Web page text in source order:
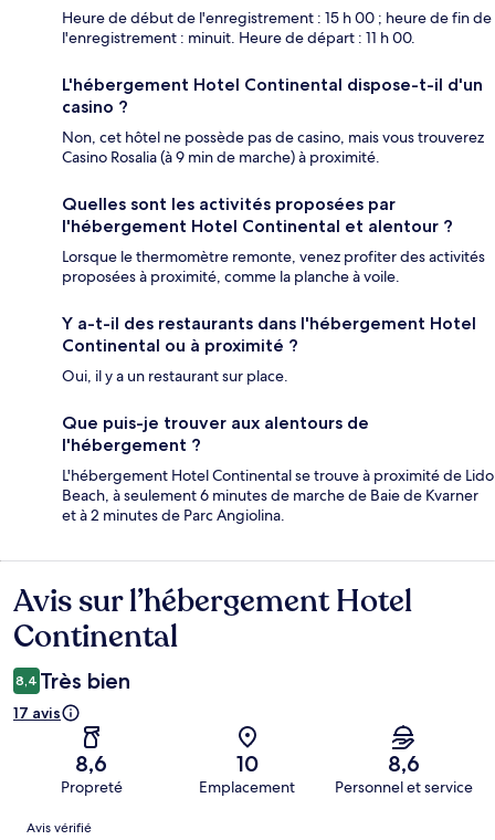
Heure de début de l'enregistrement : 15 h 00 ; heure de fin de
l'enregistrement : minuit. Heure de départ : 11 h 00.
L'hébergement Hotel Continental dispose-t-il d'un
casino ?
Non, cet hôtel ne possède pas de casino, mais vous trouverez
Casino Rosalia (à 9 min de marche) à proximité.
Quelles sont les activités proposées par
l'hébergement Hotel Continental et alentour ?
Lorsque le thermomètre remonte, venez profiter des activités
proposées à proximité, comme la planche à voile.
Y a-t-il des restaurants dans l'hébergement Hotel
Continental ou à proximité ?
Oui, il y a un restaurant sur place.
Que puis-je trouver aux alentours de
l'hébergement ?
L'hébergement Hotel Continental se trouve à proximité de Lido
Beach, à seulement 6 minutes de marche de Baie de Kvarner
et à 2 minutes de Parc Angiolina.
Avis
Avis sur l’hébergement Hotel
Continental
8,4 Très bien
17 avis
8,6
Propreté
10
Emplacement
8,6
Personnel et service
Avis
Avis vérifié